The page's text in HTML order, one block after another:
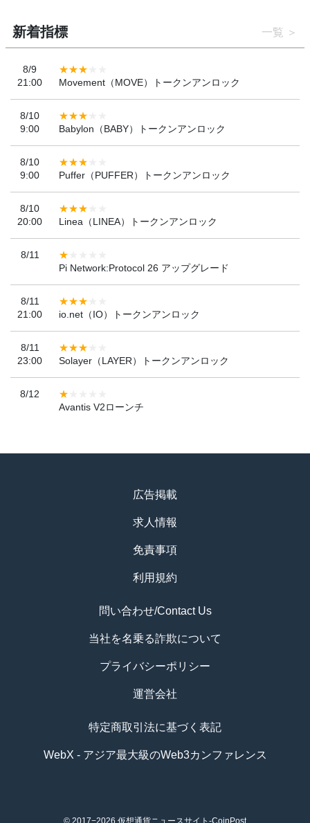
新着指標 一覧
8/9
21:00
Movement（MOVE）トークンアンロック
8/10
9:00
Babylon（BABY）トークンアンロック
8/10
9:00
Puffer（PUFFER）トークンアンロック
8/10
20:00
Linea（LINEA）トークンアンロック
8/11
Pi Network:Protocol 26 アップグレード
8/11
21:00
io.net（IO）トークンアンロック
8/11
23:00
Solayer（LAYER）トークンアンロック
8/12
Avantis V2ローンチ
広告掲載
求人情報
免責事項
利用規約
問い合わせ/Contact Us
当社を名乗る詐欺について
プライバシーポリシー
運営会社
特定商取引法に基づく表記
WebX - アジア最大級のWeb3カンファレンス